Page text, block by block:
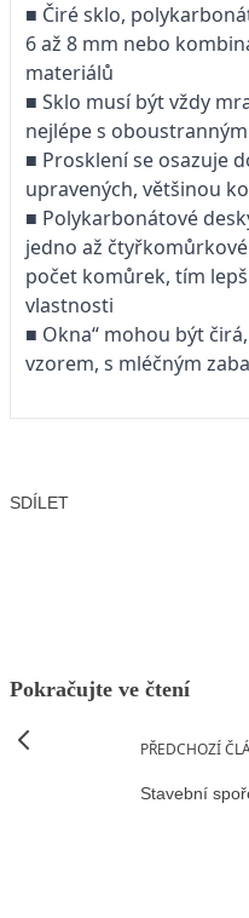
■ Čiré sklo,
6 až 8 mm nebo
materiálů
■ Sklo musí být vždy
nejlépe s
■ Prosklení se osazuje
upravených, většinou
■ Polykarbonátové
jedno až
počet komůrek, tím
vlastnosti
■ Okna“ mohou být
vzorem, s mléčným
SDÍLET
Pokračujte ve čtení
PŘEDCHOZÍ
Stavební